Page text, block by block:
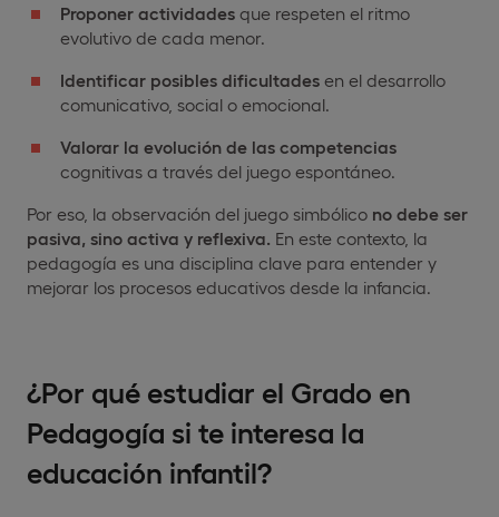
Proponer actividades que respeten el ritmo
evolutivo de cada menor.
Identificar posibles dificultades en el desarrollo
comunicativo, social o emocional.
Valorar la evolución de las competencias
cognitivas a través del juego espontáneo.
Por eso, la observación del juego simbólico no debe ser
pasiva, sino activa y reflexiva. En este contexto, la
pedagogía es una disciplina clave para entender y
mejorar los procesos educativos desde la infancia.
¿Por qué estudiar el Grado en
Pedagogía si te interesa la
educación infantil?